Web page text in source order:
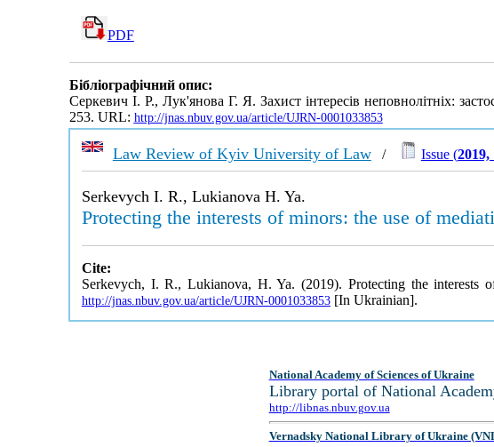
PDF
Бібліографічний опис:
Серкевич І. Р., Лук'янова Г. Я. Захист інтересів неповнолітніх:
253. URL: http://jnas.nbuv.gov.ua/article/UJRN-0001033853
Law Review of Kyiv University of Law/ Issue (2019,
Serkevych I. R., Lukianova H. Ya.
Protecting the interests of minors: the use of
Cite:
Serkevych, I. R., Lukianova, H. Ya. (2019). Protecting the interests
http://jnas.nbuv.gov.ua/article/UJRN-0001033853[In Ukrainian].
National Academy of Sciences of Ukraine
Library portal of National
http://libnas.nbuv.gov.ua
Vernadsky National Library of Ukraine